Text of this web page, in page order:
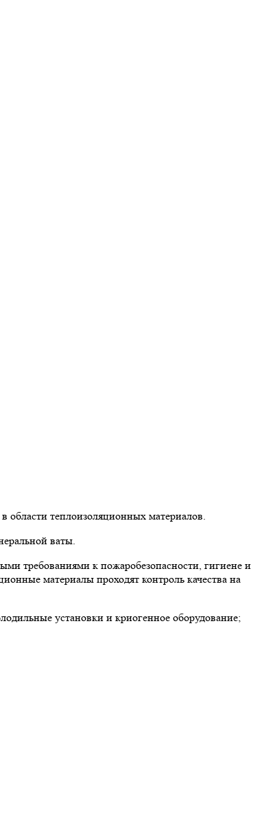
теплоизоляционных материалов.
ваты.
требованиями к пожаробезопасности, гигиене и
материалы проходят контроль качества на
установки и криогенное оборудование;